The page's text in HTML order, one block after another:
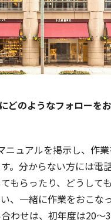
どのようなフォローを
ニュアルを掲示し、作
。分からない方には電
もらったり、どうして
、一緒に作業をおこな
わせは、初年度は20～